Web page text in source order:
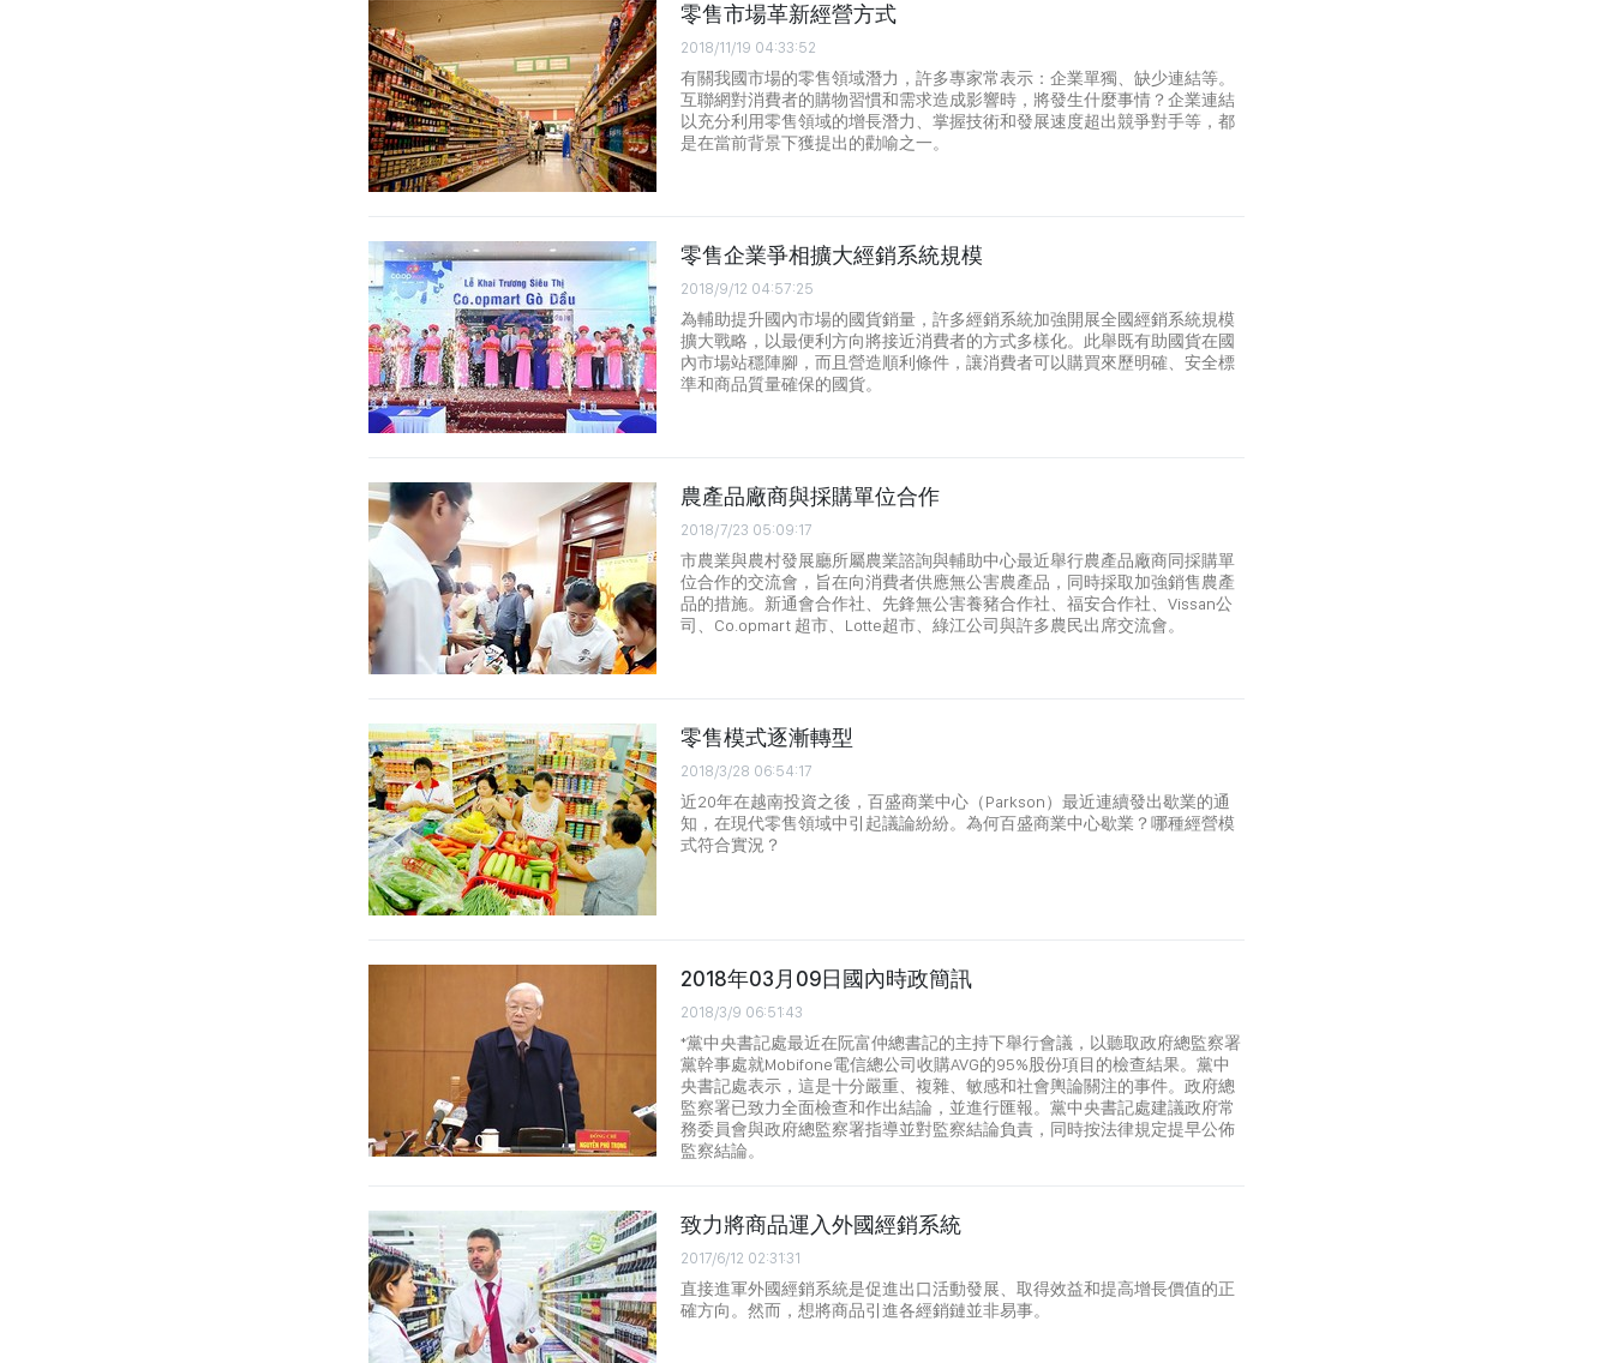
零售市場革新經營方式
2018/11/19 04:33:52
有關我國市場的零售領域潛力，許多專家常表示：企業單獨、缺少連結等。
互聯網對消費者的購物習慣和需求造成影響時，將發生什麼事情？企業連結
以充分利用零售領域的增長潛力、掌握技術和發展速度超出競爭對手等，都
是在當前背景下獲提出的勸喻之一。
零售企業爭相擴大經銷系統規模
2018/9/12 04:57:25
為輔助提升國內市場的國貨銷量，許多經銷系統加強開展全國經銷系統規模
擴大戰略，以最便利方向將接近消費者的方式多樣化。此舉既有助國貨在國
內市場站穩陣腳，而且營造順利條件，讓消費者可以購買來歷明確、安全標
準和商品質量確保的國貨。
農產品廠商與採購單位合作
2018/7/23 05:09:17
市農業與農村發展廳所屬農業諮詢與輔助中心最近舉行農產品廠商同採購單
位合作的交流會，旨在向消費者供應無公害農產品，同時採取加強銷售農產
品的措施。新通會合作社、先鋒無公害養豬合作社、福安合作社、Vissan公
司、Co.opmart 超市、Lotte超市、綠江公司與許多農民出席交流會。
零售模式逐漸轉型
2018/3/28 06:54:17
近20年在越南投資之後，百盛商業中心（Parkson）最近連續發出歇業的通
知，在現代零售領域中引起議論紛紛。為何百盛商業中心歇業？哪種經營模
式符合實況？
2018年03月09日國內時政簡訊
2018/3/9 06:51:43
*黨中央書記處最近在阮富仲總書記的主持下舉行會議，以聽取政府總監察署
黨幹事處就Mobifone電信總公司收購AVG的95%股份項目的檢查結果。黨中
央書記處表示，這是十分嚴重、複雜、敏感和社會輿論關注的事件。政府總
監察署已致力全面檢查和作出結論，並進行匯報。黨中央書記處建議政府常
務委員會與政府總監察署指導並對監察結論負責，同時按法律規定提早公佈
監察結論。
致力將商品運入外國經銷系統
2017/6/12 02:31:31
直接進軍外國經銷系統是促進出口活動發展、取得效益和提高增長價值的正
確方向。然而，想將商品引進各經銷鏈並非易事。